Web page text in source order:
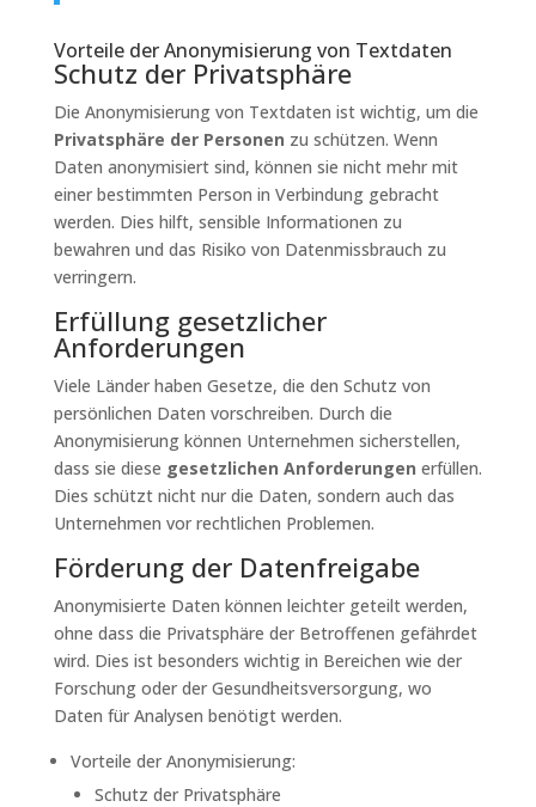
Vorteile der Anonymisierung von Textdaten
Schutz der Privatsphäre
Die Anonymisierung von Textdaten ist wichtig, um die
Privatsphäre der Personen zu schützen. Wenn
Daten anonymisiert sind, können sie nicht mehr mit
einer bestimmten Person in Verbindung gebracht
werden. Dies hilft, sensible Informationen zu
bewahren und das Risiko von Datenmissbrauch zu
verringern.
Erfüllung gesetzlicher
Anforderungen
Viele Länder haben Gesetze, die den Schutz von
persönlichen Daten vorschreiben. Durch die
Anonymisierung können Unternehmen sicherstellen,
dass sie diese gesetzlichen Anforderungen erfüllen.
Dies schützt nicht nur die Daten, sondern auch das
Unternehmen vor rechtlichen Problemen.
Förderung der Datenfreigabe
Anonymisierte Daten können leichter geteilt werden,
ohne dass die Privatsphäre der Betroffenen gefährdet
wird. Dies ist besonders wichtig in Bereichen wie der
Forschung oder der Gesundheitsversorgung, wo
Daten für Analysen benötigt werden.
Vorteile der Anonymisierung:
Schutz der Privatsphäre